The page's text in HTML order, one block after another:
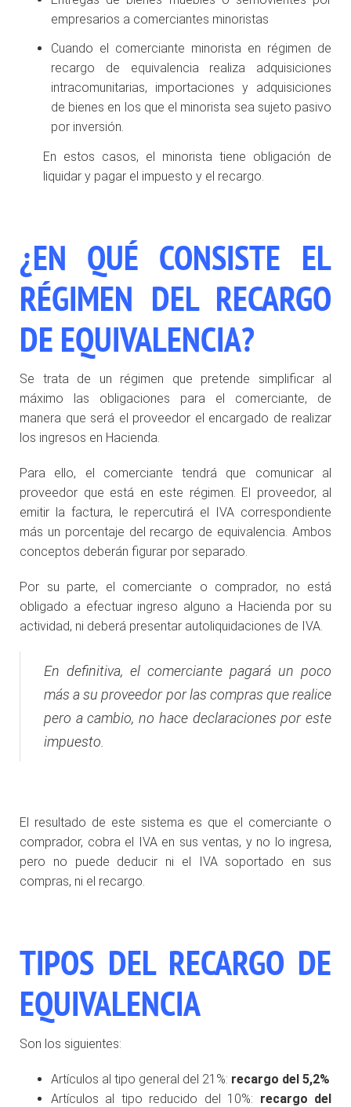
empresarios a comerciantes minoristas
Cuando el comerciante minorista en régimen de
recargo de equivalencia realiza adquisiciones
intracomunitarias, importaciones y adquisiciones
de bienes en los que el minorista sea sujeto pasivo
por inversión.
En estos casos, el minorista tiene obligación de
liquidar y pagar el impuesto y el recargo.
¿EN QUÉ CONSISTE EL
RÉGIMEN DEL RECARGO
DE EQUIVALENCIA?
Se trata de un régimen que pretende simplificar al
máximo las obligaciones para el comerciante, de
manera que será el proveedor el encargado de realizar
los ingresos en Hacienda.
Para ello, el comerciante tendrá que comunicar al
proveedor que está en este régimen. El proveedor, al
emitir la factura, le repercutirá el IVA correspondiente
más un porcentaje del recargo de equivalencia. Ambos
conceptos deberán figurar por separado.
Por su parte, el comerciante o comprador, no está
obligado a efectuar ingreso alguno a Hacienda por su
actividad, ni deberá presentar autoliquidaciones de IVA.
En definitiva, el comerciante pagará un poco
más a su proveedor por las compras que realice
pero a cambio, no hace declaraciones por este
impuesto.
El resultado de este sistema es que el comerciante o
comprador, cobra el IVA en sus ventas, y no lo ingresa,
pero no puede deducir ni el IVA soportado en sus
compras, ni el recargo.
TIPOS DEL RECARGO DE
EQUIVALENCIA
Son los siguientes:
Artículos al tipo general del 21%: recargo del 5,2%
Artículos al tipo reducido del 10%: recargo del